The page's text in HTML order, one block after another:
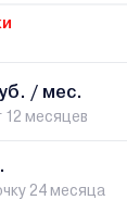
/ мес.
12 месяцев
24 месяца